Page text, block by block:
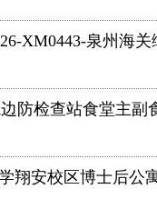
XM0443-泉州海
防检查站食堂主副
翔安校区博士后公